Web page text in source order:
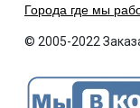
Города где мы
© 2005-2022